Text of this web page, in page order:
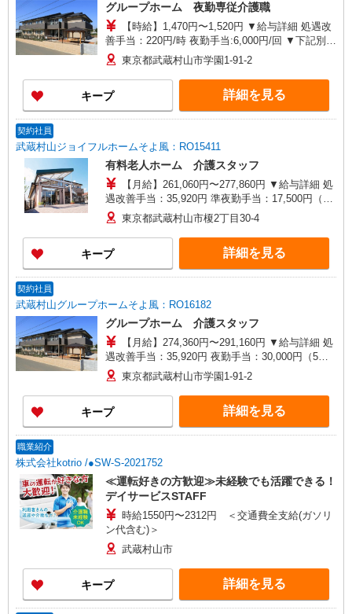
グループホーム 夜勤専従介護職
【時給】1,470円〜1,520円 ▼給与詳細 処遇改
善手当：220円/時 夜勤手当:6,000円/回 ▼下記別途
支給 通勤手当 年末年始手当：380円/時 寸志あ
り：年2回（6月・12月） ※業績による ※処遇改
善手当は試用期間中(3ヶ月)は支給なし
東京都武蔵村山市学園1-91-2
キープ 詳細を見る
契約社員
武蔵村山ジョイフルホームそよ風：RO15411
有料老人ホーム 介護スタッフ
【月給】261,060円〜277,860円 ▼給与詳細 処
遇改善手当：35,920円 準夜勤手当：17,500円（5
回分） ※6回目以降は1回3,500円支給 ▼下記別途
支給 通勤手当 年末年始手当：380円/時 ※12/300
時〜1/324時 寸志あり：年2回（6月・12月） ※業
績による 特別報酬：平均18.9万円（最高額120万
円） ※2025年6月支給実績 ※処遇改善手当は試用
東京都武蔵村山市榎2丁目30-4
キープ 詳細を見る
契約社員
武蔵村山グループホームそよ風：RO16182
グループホーム 介護スタッフ
【月給】274,360円〜291,160円 ▼給与詳細 処
遇改善手当：35,920円 夜勤手当：30,000円（5回
分） ※6回目以降は1回6,000円支給 ▼下記別途支
給 通勤手当 年末年始手当：380円/時 ※12/300
時〜1/324時 寸志あり：年2回（6月・12月） ※業
績による 特別報酬：平均26.6万円（最高額109万
円） ※2025年6月支給実績 ※処遇改善手当は試用
東京都武蔵村山市学園1-91-2
キープ 詳細を見る
職業紹介
株式会社kotrio /●SW-S-2021752
≪運転好きの方歓迎≫未経験でも活躍できる！
デイサービスSTAFF
時給1550円〜2312円 ＜交通費全支給(ガソリ
ン代含む)＞
武蔵村山市
キープ 詳細を見る